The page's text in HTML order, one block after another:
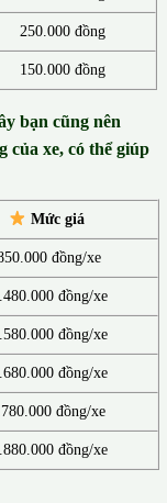
250.000 đồng
150.000 đồng
bạn cũng nên
của xe, có thể giúp
Mức giá
đồng/xe
đồng/xe
đồng/xe
đồng/xe
đồng/xe
đồng/xe